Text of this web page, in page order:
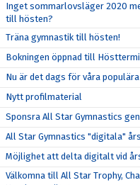
Inget sommarlovsläger 2020
till hösten?
Träna gymnastik till hösten!
Bokningen öppnad till
Nu är det dags för våra
Nytt profilmaterial
Sponsra All Star Gymnastics
All Star Gymnastics "digitala"
Möjlighet att delta digitalt vid
Välkomna till All Star Trophy,